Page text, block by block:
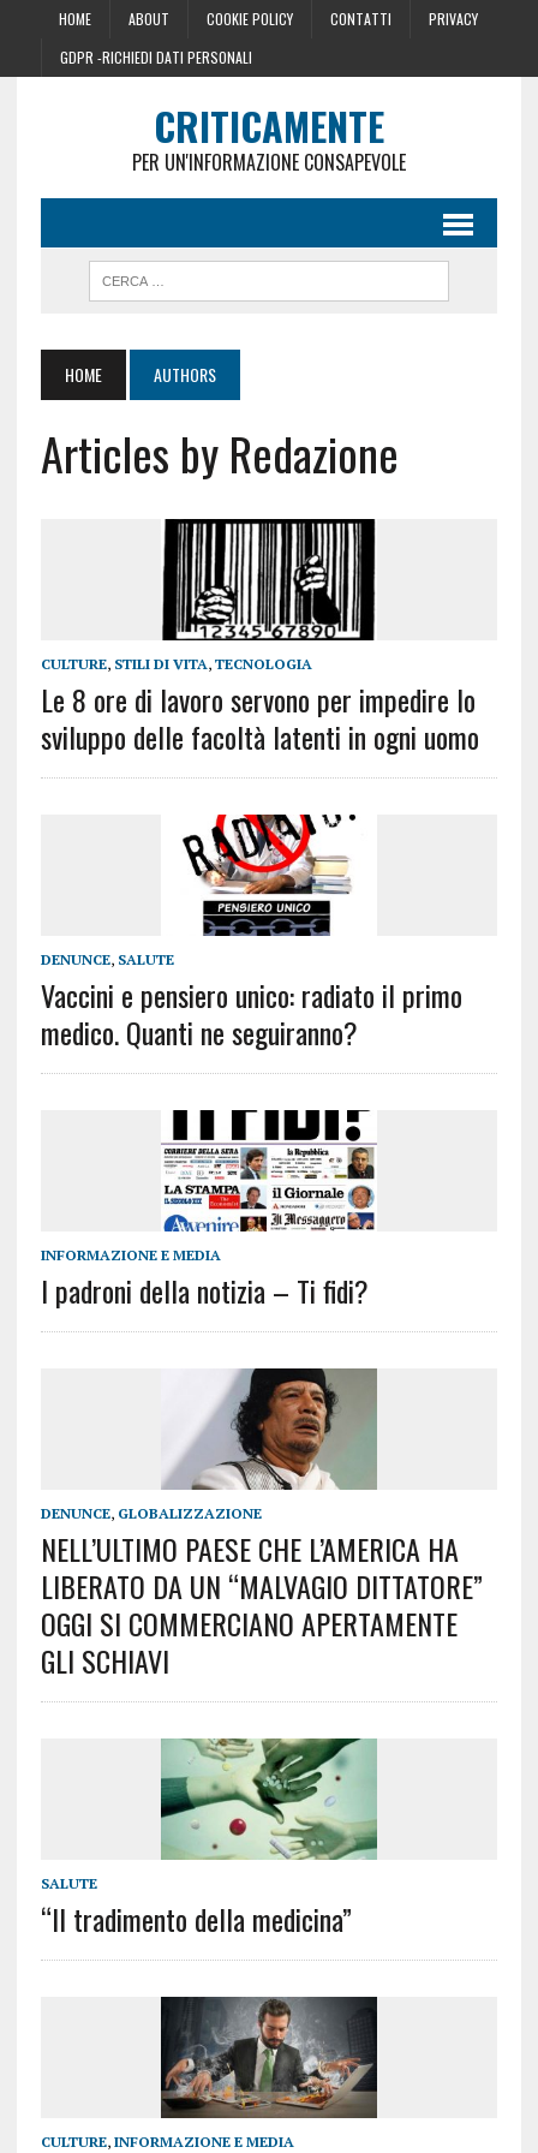
HOME ABOUT COOKIE POLICY CONTATTI
PRIVACY
GDPR -RICHIEDI DATI PERSONALI
CRITICAMENTE
PER UN'INFORMAZIONE CONSAPEVOLE
HOME AUTHORS
Articles by Redazione
CULTURE, STILI DI VITA, TECNOLOGIA
Le 8 ore di lavoro servono per impedire lo
sviluppo delle facoltà latenti in ogni uomo
DENUNCE, SALUTE
Vaccini e pensiero unico: radiato il primo
medico. Quanti ne seguiranno?
INFORMAZIONE E MEDIA
I padroni della notizia – Ti fidi?
DENUNCE, GLOBALIZZAZIONE
NELL’ULTIMO PAESE CHE L’AMERICA HA
LIBERATO DA UN “MALVAGIO DITTATORE”
OGGI SI COMMERCIANO APERTAMENTE
GLI SCHIAVI
SALUTE
“Il tradimento della medicina”
CULTURE, INFORMAZIONE E MEDIA